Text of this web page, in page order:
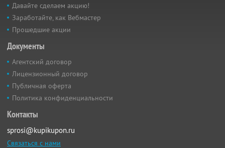
Давайте сделаем акцию!
Заработайте, как Вебмастер
Прошедшие акции
Документы
Агентский договор
Лицензионный договор
Публичная оферта
Политика конфиденциальности
Контакты
sprosi@kupikupon.ru
Связаться с нами